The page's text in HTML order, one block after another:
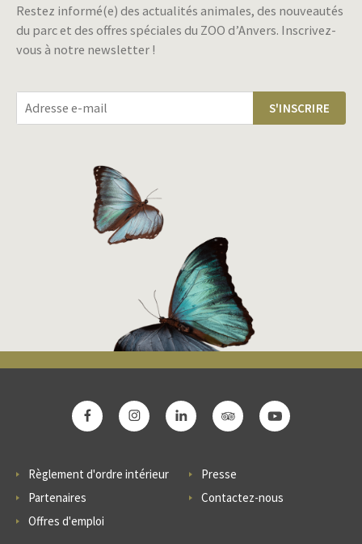
Restez informé(e) des actualités animales, des nouveautés
du parc et des offres spéciales du ZOO d’Anvers. Inscrivez-
vous à notre newsletter !
S'INSCRIRE
Règlement d'ordre intérieur
Partenaires
Offres d'emploi
Presse
Contactez-nous